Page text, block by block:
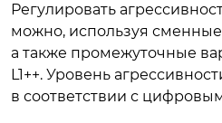
Регулировать
можно, используя
а также промежуточные
L1++. Уровень
в соответствии с